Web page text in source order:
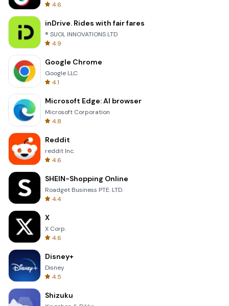
4.6
inDrive. Rides with fair fares
® SUOL INNOVATIONS LTD
4.9
Google Chrome
Google LLC
4.1
Microsoft Edge: AI browser
Microsoft Corporation
4.8
Reddit
reddit Inc.
4.6
SHEIN-Shopping Online
Roadget Business PTE. LTD.
4.4
X
X Corp.
4.6
Disney+
Disney
4.5
Shizuku